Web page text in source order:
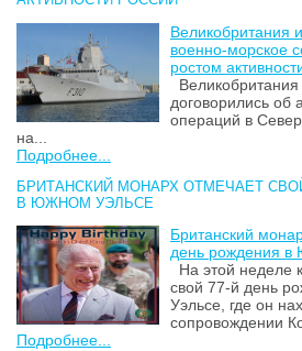
Великобритания
военно-морское
ростом
договорились об
операций в
на...
Подробнее...
БРИТАНСКИЙ МОНАРХ ОТМЕЧАЕТ
В ЮЖНОМ УЭЛЬСЕ
Британский
день рождения в
На этой неделе
свой 77-й день
Уэльсе, где он
сопровождении
Подробнее...